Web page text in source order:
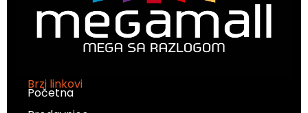
Brzi linkovi
Početna